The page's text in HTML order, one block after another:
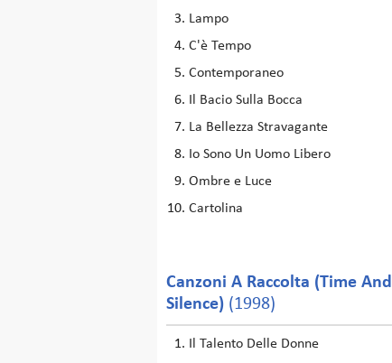
Lampo
C'è Tempo
Contemporaneo
Il Bacio Sulla Bocca
La Bellezza Stravagante
Io Sono Un Uomo Libero
Ombre e Luce
Cartolina
Canzoni A Raccolta (Time And
Silence) (1998)
Il Talento Delle Donne